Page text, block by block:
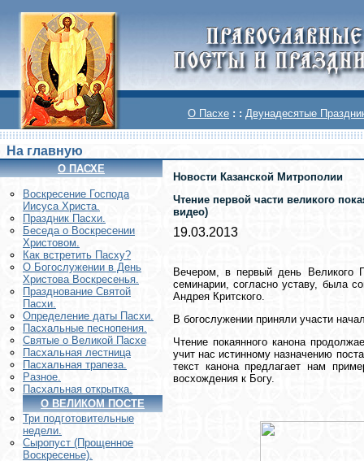
О Пасхе : : Двунадесятые
На главную
О ПАСХЕ
Воскреcение Господа
Иисуса Христа.
Праздник Пасхи.
Беседа о Воскресении
Христовом.
Как встретить Пасху?
О Богослужении в День
Христова Воскресенья.
Празднование Святой
Пасхи.
Определение даты Пасхи.
Пасхальные песнопения.
Святые о Великой Пасхе
Пасхальная лестница
Пасхальная трапеза.
Разное.
Пасхальная открытка.
О ВЕЛИКОМ ПОСТЕ
Три подготовительные
недели.
Сыропуст (Прощенное
Воскресенье).
Новости Казанской Митрополии
Чтение первой части великого
видео)
19.03.2013
Вечером, в первый день Великого
семинарии, согласно уставу, была
Андрея Критского.
В богослужении приняли участи
Чтение покаянного канона
учит нас истинному назначению
текст канона предлагает нам
восхождения к Богу.